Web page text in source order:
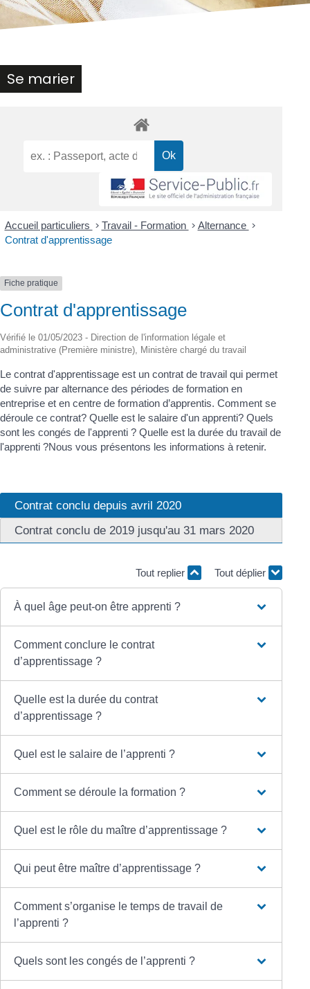
Se marier
Accueil particuliers > Travail - Formation > Alternance >
Contrat d'apprentissage
Fiche pratique
Contrat d'apprentissage
Vérifié le 01/05/2023 - Direction de l'information légale et
administrative (Première ministre), Ministère chargé du travail
Le contrat d'apprentissage est un contrat de travail qui permet
de suivre par alternance des périodes de formation en
entreprise et en centre de formation d’apprentis. Comment se
déroule ce contrat? Quelle est le salaire d'un apprenti? Quels
sont les congés de l'apprenti ? Quelle est la durée du travail de
l'apprenti ?Nous vous présentons les informations à retenir.
Contrat conclu depuis avril 2020
Contrat conclu de 2019 jusqu'au 31 mars 2020
Tout replier Tout déplier
À quel âge peut-on être apprenti ?
Comment conclure le contrat
d’apprentissage ?
Quelle est la durée du contrat
d’apprentissage ?
Quel est le salaire de l’apprenti ?
Comment se déroule la formation ?
Quel est le rôle du maître d’apprentissage ?
Qui peut être maître d’apprentissage ?
Comment s’organise le temps de travail de
l’apprenti ?
Quels sont les congés de l’apprenti ?